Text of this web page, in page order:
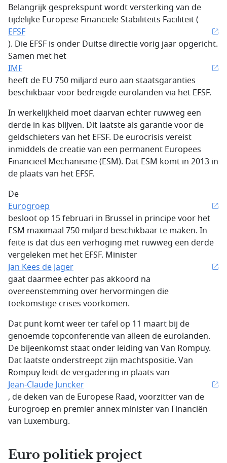
Belangrijk gesprekspunt wordt versterking van de
tijdelijke Europese Financiële Stabiliteits Faciliteit (
EFSF
). Die EFSF is onder Duitse directie vorig jaar opgericht.
Samen met het
IMF
heeft de EU 750 miljard euro aan staatsgaranties
beschikbaar voor bedreigde eurolanden via het EFSF.
In werkelijkheid moet daarvan echter ruwweg een
derde in kas blijven. Dit laatste als garantie voor de
geldschieters van het EFSF. De eurocrisis vereist
inmiddels de creatie van een permanent Europees
Financieel Mechanisme (ESM). Dat ESM komt in 2013 in
de plaats van het EFSF.
De
Eurogroep
besloot op 15 februari in Brussel in principe voor het
ESM maximaal 750 miljard beschikbaar te maken. In
feite is dat dus een verhoging met ruwweg een derde
vergeleken met het EFSF. Minister
Jan Kees de Jager
gaat daarmee echter pas akkoord na
overeenstemming over hervormingen die
toekomstige crises voorkomen.
Dat punt komt weer ter tafel op 11 maart bij de
genoemde topconferentie van alleen de eurolanden.
De bijeenkomst staat onder leiding van Van Rompuy.
Dat laatste onderstreept zijn machtspositie. Van
Rompuy leidt de vergadering in plaats van
Jean-Claude Juncker
, de deken van de Europese Raad, voorzitter van de
Eurogroep en premier annex minister van Financiën
van Luxemburg.
Euro politiek project